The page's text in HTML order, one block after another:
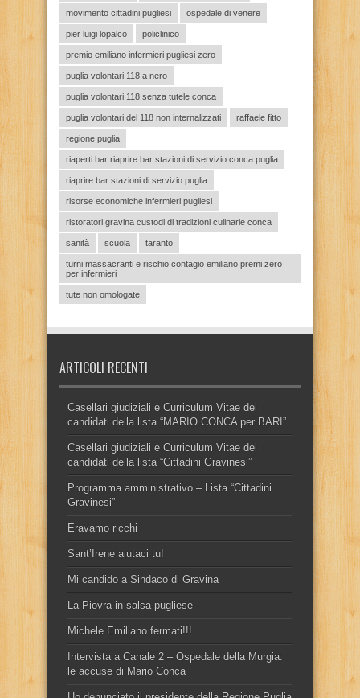
movimento cittadini pugliesi ospedale di venere
pier luigi lopalco policlinico
premio emiliano infermieri pugliesi zero
puglia volontari 118 a nero
puglia volontari 118 senza tutele conca
puglia volontari del 118 non internalizzati raffaele fitto
regione puglia
riaperti bar riaprire bar stazioni di servizio conca puglia
riaprire bar stazioni di servizio puglia
risorse economiche infermieri pugliesi
ristoratori gravina custodi di tradizioni culinarie conca
sanità scuola taranto
turni massacranti e rischio contagio emiliano premi zero
per infermieri
tute non omologate
ARTICOLI RECENTI
Casellari giudiziali e Curriculum Vitae dei
candidati della lista “MARIO CONCA per BARI”
Casellari giudiziali e Curriculum Vitae dei
candidati della lista “Cittadini Gravinesi”
Programma amministrativo – Lista “Cittadini
Gravinesi”
Eravamo ricchi
Sant’Irene aiutaci tu!
Mi candido a Sindaco di Gravina
La Piovra in salsa pugliese
Michele Emiliano fermati!!!
Intervista a Canale 2 – Ospedale della Murgia:
le accuse di Mario Conca